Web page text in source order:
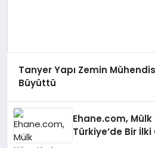
Tanyer Yapı Zemin
Büyüttü
Ehane.com,
Türkiye’de Bir